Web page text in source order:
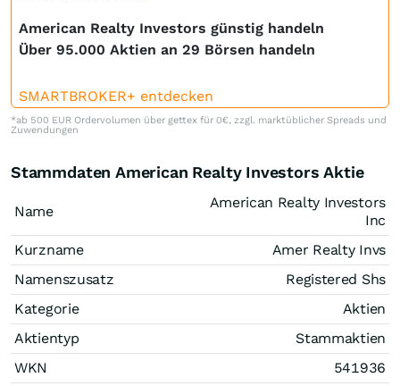
American Realty Investors günstig handeln
Über 95.000 Aktien an 29 Börsen handeln
SMARTBROKER+ entdecken
*ab 500 EUR Ordervolumen über gettex für 0€, zzgl. marktüblicher Spreads und
Zuwendungen
Stammdaten American Realty Investors Aktie
Name
American Realty Investors
Inc
Kurzname
Amer Realty Invs
Namenszusatz
Registered Shs
Kategorie
Aktien
Aktientyp
Stammaktien
WKN
541936